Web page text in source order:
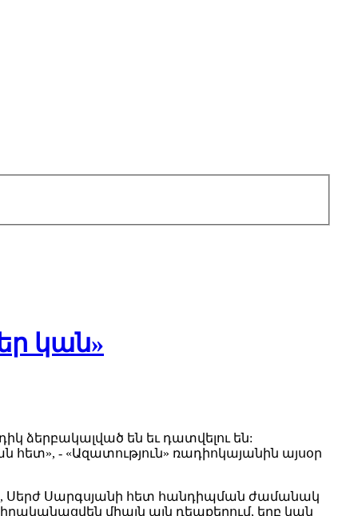
կան»
ձերբակալված են եւ դատվելու են:
- «Ազատություն» ռադիոկայանին այսօր
Սերժ Սարգսյանի հետ հանդիպման ժամանակ
միայն այն դեպքերում, երբ կան